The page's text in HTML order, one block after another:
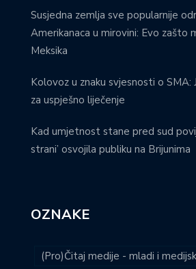
Susjedna zemlja sve popularnije
Amerikanaca u mirovini: Evo zašto
Meksika
Kolovoz u znaku svjesnosti o SMA:
za uspješno liječenje
Kad umjetnost stane pred sud
strani’ osvojila publiku na Brijunima
OZNAKE
(Pro)Čitaj medije - mladi i